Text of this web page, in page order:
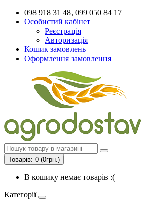
098 918 31 48, 099 050 84 17
Особистий кабінет
Реєстрація
Авторизація
Кошик замовлень
Оформлення замовлення
Товарів: 0 (0грн.)
В кошику немає товарів :(
Категорії